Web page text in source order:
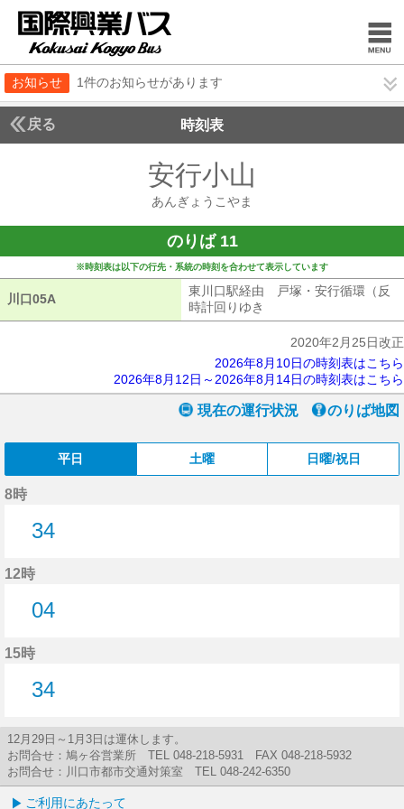
お知らせ 1件のお知らせがあります
戻る 時刻表
安行小山
あんぎょうこやま
のりば 11
※時刻表は以下の行先・系統の時刻を合わせて表示しています
川口05A
東川口駅経由 戸塚・安行循環（反
時計回りゆき
2020年2月25日改正
2026年8月10日の時刻表はこちら
2026年8月12日～2026年8月14日の時刻表はこちら
現在の運行状況 のりば地図
平日 土曜 日曜/祝日
8時
34
12時
04
15時
34
12月29日～1月3日は運休します。
お問合せ：鳩ヶ谷営業所 TEL 048-218-5931 FAX 048-218-5932
お問合せ：川口市都市交通対策室 TEL 048-242-6350
ご利用にあたって